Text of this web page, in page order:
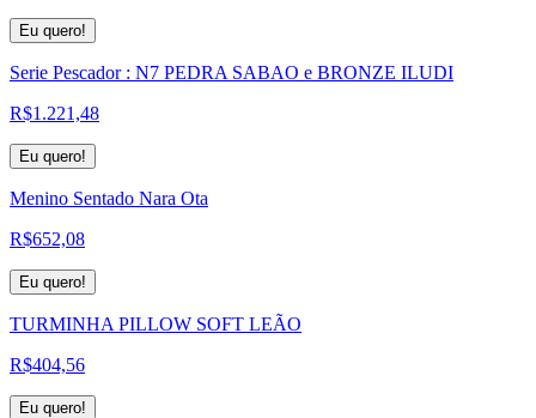
Eu quero!
Serie Pescador : N7 PEDRA SABAO e BRONZE ILUDI
R$1.221,48
Eu quero!
Menino Sentado Nara Ota
R$652,08
Eu quero!
TURMINHA PILLOW SOFT LEÃO
R$404,56
Eu quero!